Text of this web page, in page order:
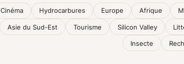
Cinéma Hydrocarbures Europe Afrique
Asie du Sud-Est Tourisme Silicon Valley
Insecte